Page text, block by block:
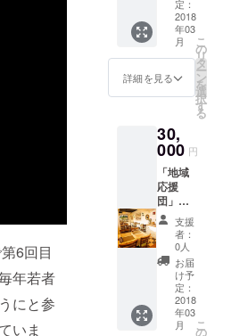
6回目
年若者
にと参
いま
み）：
・掲載
したい
お名
前： ----
--------
とし
て、 ①
ザー・
ペルー
料理サ
分 『備
考欄』
に以下
をご記
入くだ
さいま
すよう
宜しく
お願い
いたし
ます。 -
-----------
・お名
前掲載
の有
載 ②パ
ンフ
レット
にお名
前を記
載 ③報
告書に
を記載
④パン
フレッ
ト・報
告書の
郵送(各
１冊)
「ペ
ルーの
味や雰
囲気を
お届
け」と
して、
①ピ
定：
2018
年03
月
詳細を見る
こ
の
リ
タ
ー
ン
を
選
択
す
る
30,
000 円
「地域
応援
団」と
して、
①公式
Web
ページ
にお名
前を掲
載 ②パ
ンフ
レット
支援
者：
0人
お届
け予
定：
2018
年03
月
こ
の